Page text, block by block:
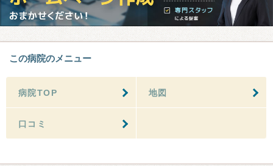
この病院のメニュー
病院TOP 地図
口コミ